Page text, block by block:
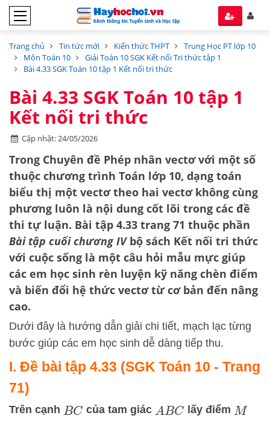
Trang chủ Tin tức mới Kiến thức THPT
Trung Học PT lớp 10
Môn Toán 10
Giải Toán 10 SGK Kết nối Tri thức tập 1
Bài 4.33 SGK Toán 10 tập 1 Kết nối tri thức
Bài 4.33 SGK Toán 10 tập 1
Kết nối tri thức
Cập nhật: 24/05/2026
Trong Chuyên đề Phép nhân vectơ với một số
thuộc chương trình Toán lớp 10, dạng toán
biểu thị một vectơ theo hai vectơ không cùng
phương luôn là nội dung cốt lõi trong các đề
thi tự luận. Bài tập 4.33 trang 71 thuộc phần
Bài tập cuối chương IVbộ sách Kết nối tri thức
với cuộc sống là một câu hỏi mẫu mực giúp
các em học sinh rèn luyện kỹ năng chèn điểm
và biến đổi hệ thức vectơ từ cơ bản đến nâng
cao.
Dưới đây là hướng dẫn giải chi tiết, mạch lạc từng
bước giúp các em học sinh dễ dàng tiếp thu.
I. Đề bài tập 4.33 (SGK Toán 10 - Trang
71)
Trên cạnh BCcủa tam giác ABClấy điểm M